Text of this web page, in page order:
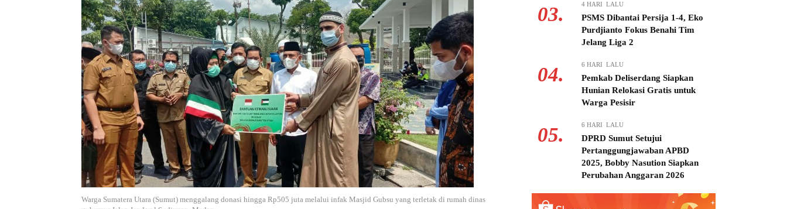
Warga Sumatera Utara (Sumut) menggalang donasi hingga Rp505 juta melalui infak Masjid Gubsu yang terletak di rumah dinas
03. 4 HARI LALU
PSMS Dibantai Persija 1-4, Eko
Purdjianto Fokus Benahi Tim
Jelang Liga 2
04. 6 HARI LALU
Pemkab Deliserdang Siapkan
Hunian Relokasi Gratis untuk
Warga Pesisir
05. 6 HARI LALU
DPRD Sumut Setujui
Pertanggungjawaban APBD
2025, Bobby Nasution Siapkan
Perubahan Anggaran 2026